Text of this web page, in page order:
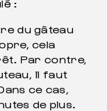
:
du gâteau
cela
Par contre,
il faut
ce cas,
de plus.